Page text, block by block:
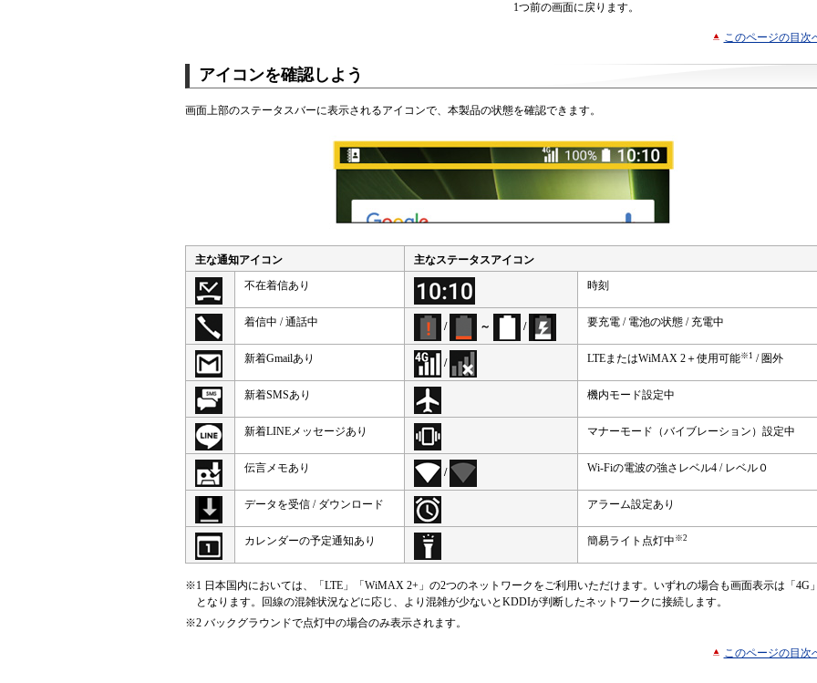
1つ前の画面に戻ります。
このページの目次
アイコンを確認しよう
画面上部のステータスバーに表示されるアイコンで、本製品の状態を確認できます。
主な通知アイコン
主なステータスアイコン
不在着信あり
時刻
着信中 / 通話中 / ～ / 要充電 / 電池の状態 / 充電中
新着Gmailあり / LTEまたはWiMAX 2＋使用可能※1 / 圏外
新着SMSあり 機内モード設定中
新着LINEメッセージあり マナーモード（バイブレーション）設定中
伝言メモあり / Wi-Fiの電波の強さレベル4 / レベル０
データを受信 / ダウンロード アラーム設定あり
カレンダーの予定通知あり 簡易ライト点灯中 ※2
※1 日本国内においては、「LTE」「WiMAX 2+」の2つのネットワークをご利用いただけます。いずれの場合も画面表示は「4G
となります。回線の混雑状況などに応じ、より混雑が少ないとKDDIが判断したネットワークに接続します。
※2 バックグラウンドで点灯中の場合のみ表示されます。
このページの目次